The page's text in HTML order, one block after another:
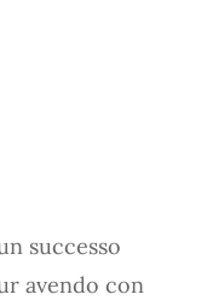
successo
avendo con